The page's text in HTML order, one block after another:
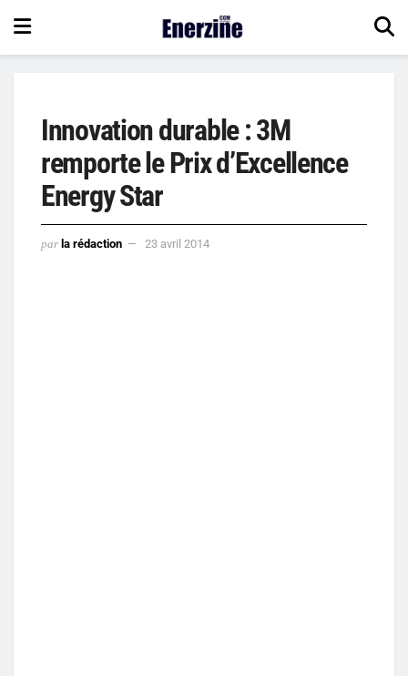
Innovation durable : 3M
remporte le Prix d’Excellence
Energy Star
par la rédaction 23 avril 2014